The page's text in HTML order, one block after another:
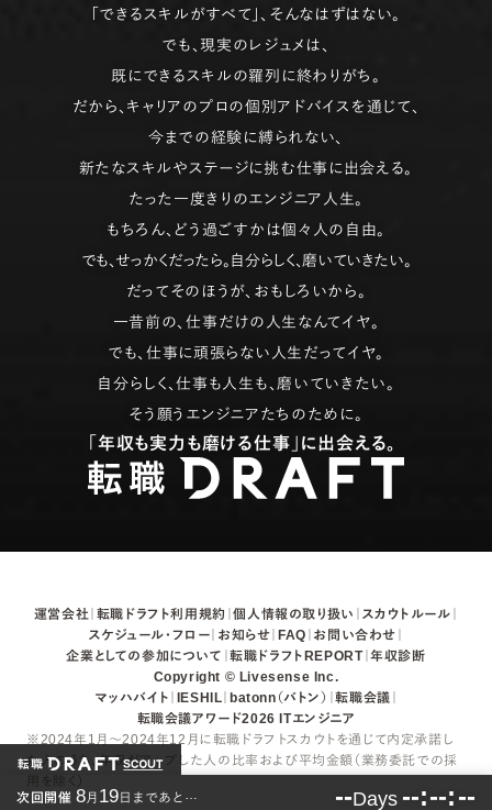
「できるスキルがすべて」、そんなはずはない。
でも、現実のレジュメは、
既にできるスキルの羅列に終わりがち。
だから、キャリアのプロの個別アドバイスを通じて、
今までの経験に縛られない、
新たなスキルやステージに挑む仕事に出会える。
たった一度きりのエンジニア人生。
もちろん、どう過ごすかは個々人の自由。
でも、せっかくだったら。自分らしく、磨いていきたい。
だってそのほうが、おもしろいから。
一昔前の、仕事だけの人生なんてイヤ。
でも、仕事に頑張らない人生だってイヤ。
自分らしく、仕事も人生も、磨いていきたい。
そう願うエンジニアたちのために。
「年収も実力も磨ける仕事」に出会える。
次回開催 8月 19日まであと --Days -- -- --
運営会社 転職ドラフト利用規約 個人情報の取り扱い
スカウトルール
スケジュール・フロー お知らせ FAQ お問い合わせ
企業としての参加について 転職ドラフトREPORT 年収診断
Copyright © Livesense Inc.
マッハバイト IESHIL batonn（バトン）
転職会議
転職会議アワード2026 ITエンジニア
※2024年1月～2024年12月に転職ドラフトスカウトを通じて内定承諾し
た人のうち、年収がアップした人の比率および平均金額（業務委託での採
用を除く）